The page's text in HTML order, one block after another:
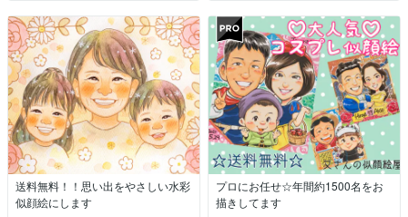
送料無料！！思い出をやさしい水彩
似顔絵にします
プロにお任せ☆年間約1500名をお
描きしてます